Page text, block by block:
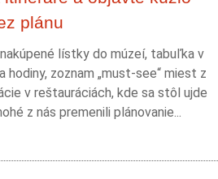
plánu
lístky do múzeí, tabuľka v
hodiny, zoznam „must-see“ miest z
v reštauráciách, kde sa stôl ujde
z nás premenili plánovanie...